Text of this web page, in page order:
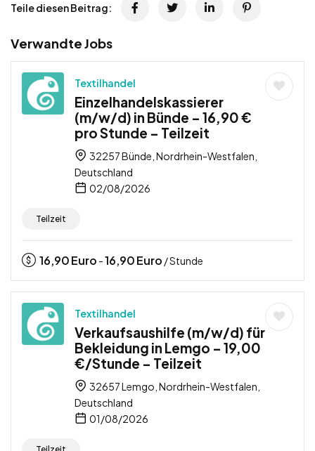
Teile diesen Beitrag:
Verwandte Jobs
Textilhandel
Einzelhandelskassierer
(m/w/d) in Bünde – 16,90 €
pro Stunde – Teilzeit
32257 Bünde, Nordrhein-Westfalen,
Deutschland
02/08/2026
Teilzeit
16,90Euro -16,90Euro / Stunde
Textilhandel
Verkaufsaushilfe (m/w/d) für
Bekleidung in Lemgo – 19,00
€/Stunde – Teilzeit
32657 Lemgo, Nordrhein-Westfalen,
Deutschland
01/08/2026